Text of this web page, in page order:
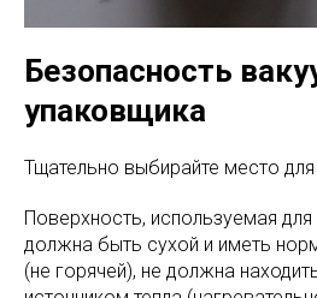
Безопасность
упаковщика
Тщательно выбирайте место
Поверхность, используемая
должна быть сухой и иметь
(не горячей), не должна